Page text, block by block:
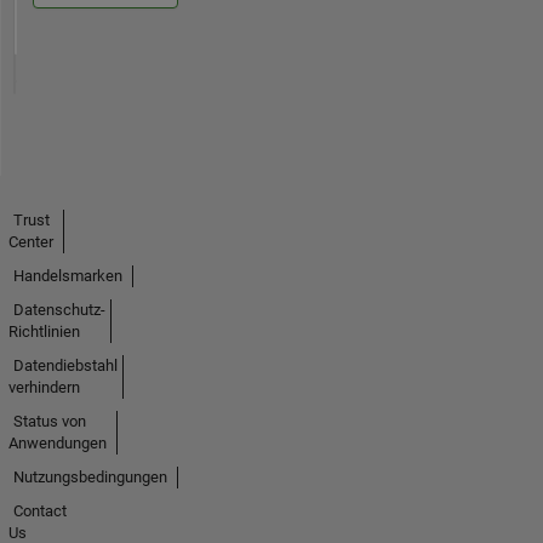
Trust
Center
Handelsmarken
Datenschutz-
Richtlinien
Datendiebstahl
verhindern
Status von
Anwendungen
Nutzungsbedingungen
Contact
Us